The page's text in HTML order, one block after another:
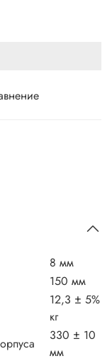
8 мм
150 мм
12,3 ± 5%
кг
330 ± 10
мм